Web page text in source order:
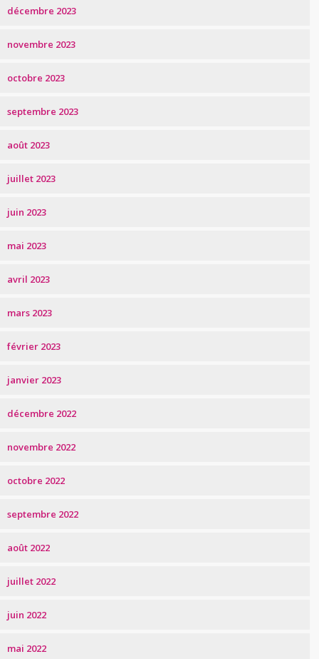
décembre 2023
novembre 2023
octobre 2023
septembre 2023
août 2023
juillet 2023
juin 2023
mai 2023
avril 2023
mars 2023
février 2023
janvier 2023
décembre 2022
novembre 2022
octobre 2022
septembre 2022
août 2022
juillet 2022
juin 2022
mai 2022